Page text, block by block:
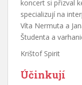
koncert si přizval
specializují na
Víta Nermuta a
Študenta a
Krištof Spirit
Účinkují